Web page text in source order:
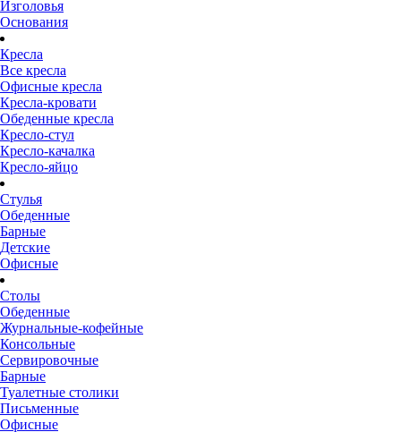
Изголовья
Основания
Кресла
Все кресла
Офисные кресла
Кресла-кровати
Обеденные кресла
Кресло-стул
Кресло-качалка
Кресло-яйцо
Стулья
Обеденные
Барные
Детские
Офисные
Столы
Обеденные
Журнальные-кофейные
Консольные
Сервировочные
Барные
Туалетные столики
Письменные
Офисные